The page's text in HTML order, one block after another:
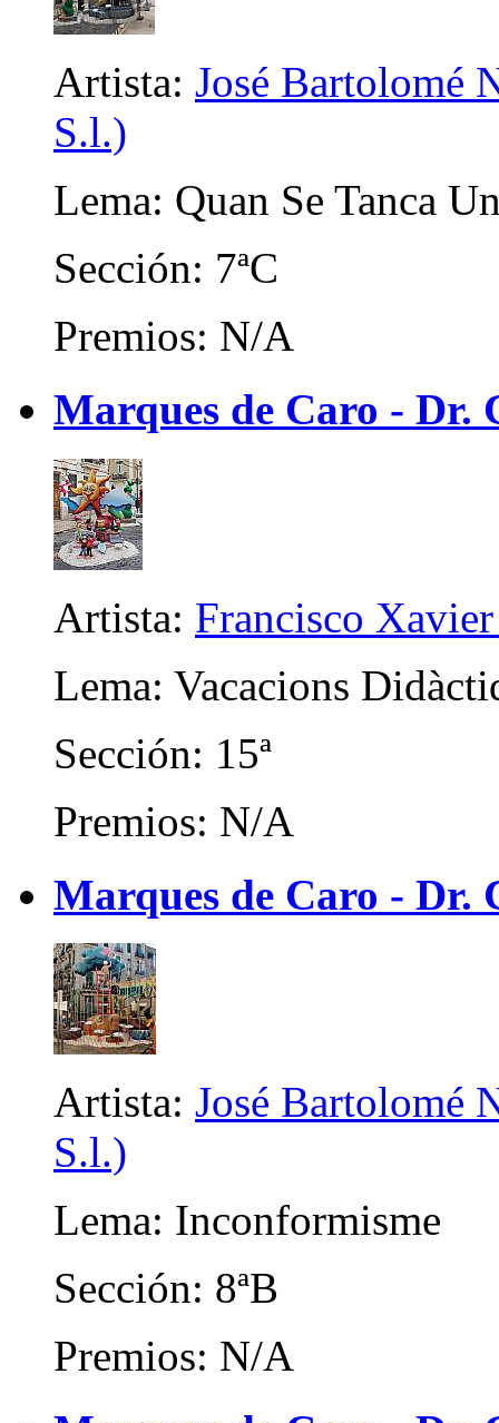
Artista: José Bartolomé
S.l.)
Lema: Quan Se Tanca
Sección: 7ªC
Premios: N/A
Marques de Caro -
Artista: Francisco
Lema: Vacacions
Sección: 15ª
Premios: N/A
Marques de Caro -
Artista: José Bartolomé
S.l.)
Lema: Inconformisme
Sección: 8ªB
Premios: N/A